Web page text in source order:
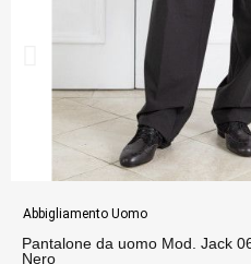
Abbigliamento Uomo
Pantalone da uomo Mod. Jack
Nero